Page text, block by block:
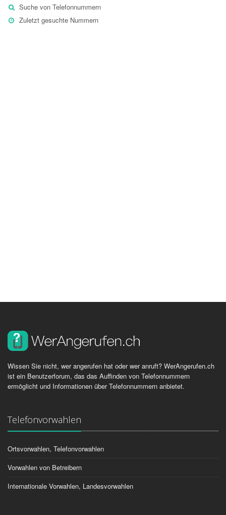
Suche von Telefonnummern
Zuletzt gesuchte Nummern
Wissen Sie nicht, wer angerufen hat oder wer anruft? WerAngerufen.ch
ist ein Benutzerforum, das das Auffinden von Telefonnummern
ermöglicht und Informationen über Telefonnummern anbietet.
Telefonvorwahlen
Ortsvorwahlen, Telefonvorwahlen
Vorwahlen von Betreibern
Internationale Vorwahlen, Landesvorwahlen